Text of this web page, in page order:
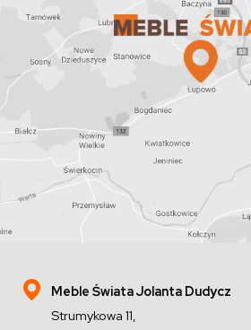
Meble Świata Jolanta Dudycz
Strumykowa 11,